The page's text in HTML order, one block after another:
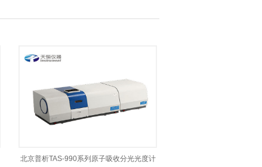
北京普析TAS-990系列原子吸收分光光度计